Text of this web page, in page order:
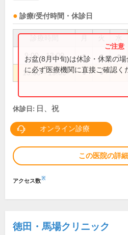
診療/受付時間・休診日
9:00～13:00 ● ● ●
15:00～19:00 ● ●
お盆(8月中旬)は休診・休業の
に必ず医療機関に直接ご確認く
休診日: 日、祝
オンライン診療
この医院の詳
アクセス数※
徳田・馬場クリニック